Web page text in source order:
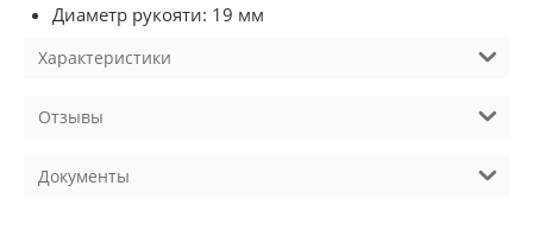
Диаметр рукояти: 19 мм
Характеристики
Отзывы
Документы